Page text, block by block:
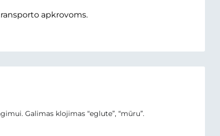
apkrovoms.
Galimas klojimas “eglute”, “mūru”.